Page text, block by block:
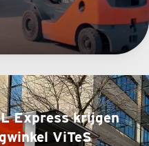
Express krijgen
ViTeS